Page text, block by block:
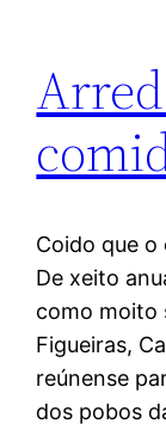
Coido que
De xeito
como moito
Figueiras,
reúnense
dos pobos